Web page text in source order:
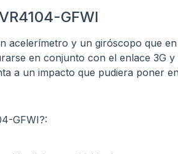
GFWI
acelerímetro y un giróscopo que
en conjunto con el enlace 3G
a un impacto que pudiera poner
GFWI?: